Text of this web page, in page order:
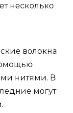
несколько
волокна
нитями. В
могут